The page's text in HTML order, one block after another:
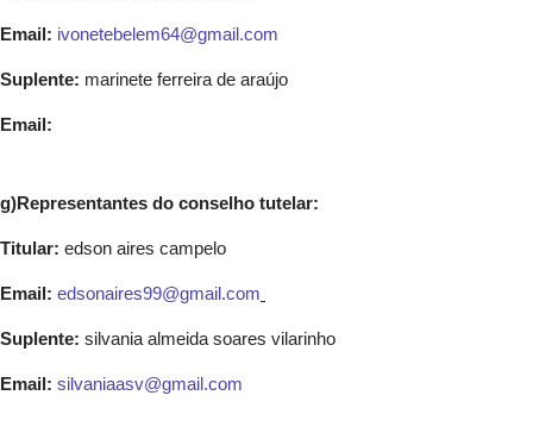
Email: ivonetebelem64@gmail.com
Suplente: marinete ferreira de araújo
Email:
g)Representantes do conselho tutelar:
Titular: edson aires campelo
Email: edsonaires99@gmail.com
Suplente: silvania almeida soares vilarinho
Email: silvaniaasv@gmail.com